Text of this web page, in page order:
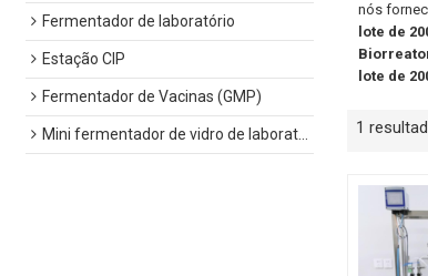
Fermentador de laboratório
Estação CIP
Fermentador de Vacinas (GMP)
Mini fermentador de vidro de laboratório
nós
lote de
lote de
1